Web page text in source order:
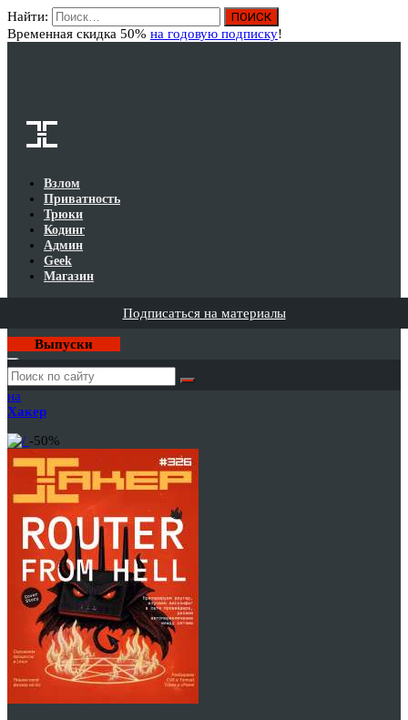
Найти:
Временная скидка 50% на годовую подписку!
Взлом
Приватность
Трюки
Кодинг
Админ
Geek
Магазин
Подписаться на материалы
Выпуски
Годовая
подписка
на
Хакер
-50%